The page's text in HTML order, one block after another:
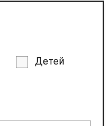
Детей